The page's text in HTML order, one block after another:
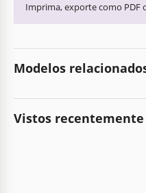
Imprima, exporte como
Modelos
Vistos recentemente